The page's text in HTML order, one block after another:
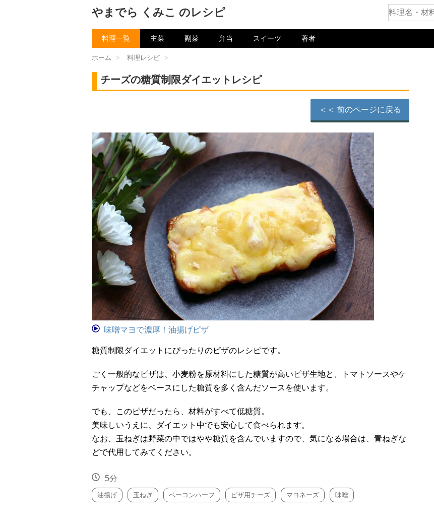
やまでら くみこ のレシピ
料理一覧 主菜 副菜 弁当 スイーツ 著者
ホーム > 料理レシピ >
チーズの糖質制限ダイエットレシピ
＜＜ 前のページに戻る
味噌マヨで濃厚！油揚げピザ
糖質制限ダイエットにぴったりのピザのレシピです。
ごく一般的なピザは、小麦粉を原材料にした糖質が高いピザ生地と、トマトソースやケ
チャップなどをベースにした糖質を多く含んだソースを使います。
でも、このピザだったら、材料がすべて低糖質。
美味しいうえに、ダイエット中でも安心して食べられます。
なお、玉ねぎは野菜の中ではやや糖質を含んでいますので、気になる場合は、青ねぎな
どで代用してみてください。
5分
油揚げ 玉ねぎ ベーコンハーフ ピザ用チーズ マヨネーズ 味噌